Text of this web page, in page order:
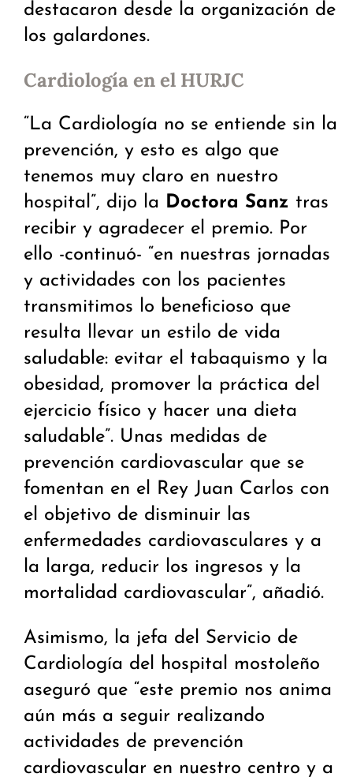
destacaron desde la organización de
los galardones.
Cardiología en el HURJC
“La Cardiología no se entiende sin la
prevención, y esto es algo que
tenemos muy claro en nuestro
hospital”, dijo la Doctora Sanz tras
recibir y agradecer el premio. Por
ello -continuó- “en nuestras jornadas
y actividades con los pacientes
transmitimos lo beneficioso que
resulta llevar un estilo de vida
saludable: evitar el tabaquismo y la
obesidad, promover la práctica del
ejercicio físico y hacer una dieta
saludable”. Unas medidas de
prevención cardiovascular que se
fomentan en el Rey Juan Carlos con
el objetivo de disminuir las
enfermedades cardiovasculares y a
la larga, reducir los ingresos y la
mortalidad cardiovascular”, añadió.
Asimismo, la jefa del Servicio de
Cardiología del hospital mostoleño
aseguró que “este premio nos anima
aún más a seguir realizando
actividades de prevención
cardiovascular en nuestro centro y a